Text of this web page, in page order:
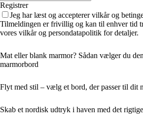
Registrer
Jeg har læst og accepterer vilkår og
Tilmeldingen er frivillig og kan til enhver tid
vores vilkår og persondatapolitik for detaljer.
Mat eller blank marmor? Sådan vælger du
marmorbord
Flyt med stil – vælg et bord, der passer til dit
Skab et nordisk udtryk i haven med det